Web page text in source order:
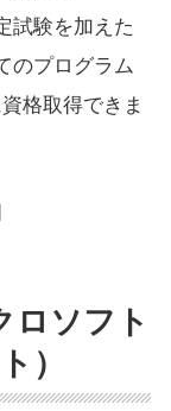
試験を加えた
のプログラム
格取得できま
ロソフト
）